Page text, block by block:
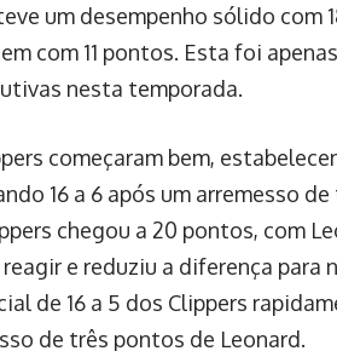
um desempenho sólido com
com 11 pontos. Esta foi
nesta temporada.
começaram bem,
16 a 6 após um arremesso
chegou a 20 pontos, com
e reduziu a diferença para
de 16 a 5 dos Clippers
de três pontos de Leonard.